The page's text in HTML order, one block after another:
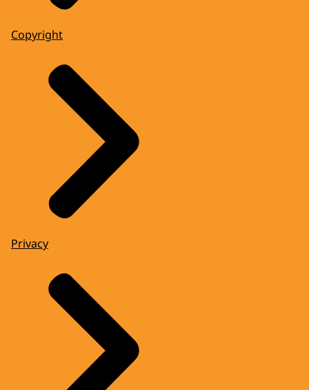
Copyright
Privacy